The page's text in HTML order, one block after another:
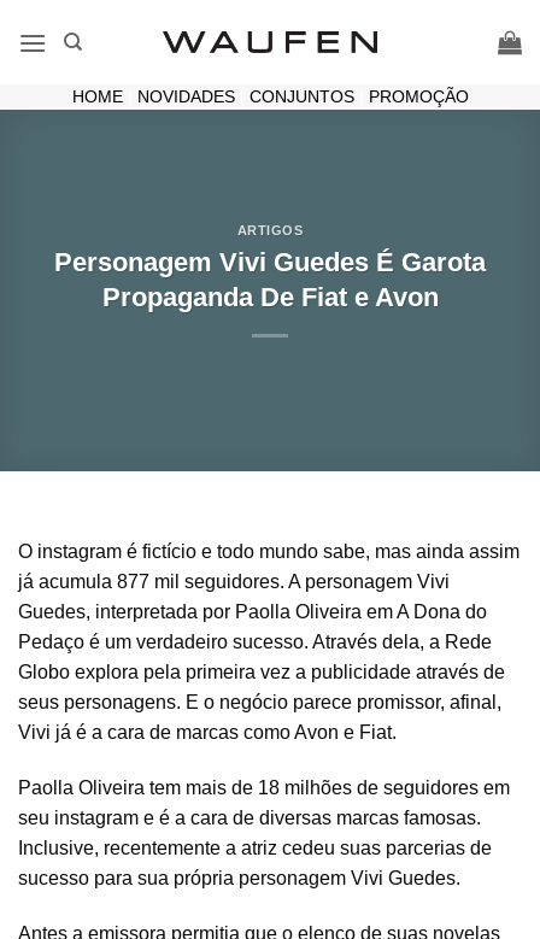
HOME| NOVIDADES| CONJUNTOS| PROMOÇÃO
ARTIGOS
Personagem Vivi Guedes É Garota
Propaganda De Fiat e Avon
O instagram é fictício e todo mundo sabe, mas ainda assim
já acumula 877 mil seguidores. A personagem Vivi
Guedes, interpretada por Paolla Oliveira em A Dona do
Pedaço é um verdadeiro sucesso. Através dela, a Rede
Globo explora pela primeira vez a publicidade através de
seus personagens. E o negócio parece promissor, afinal,
Vivi já é a cara de marcas como Avon e Fiat.
Paolla Oliveira tem mais de 18 milhões de seguidores em
seu instagram e é a cara de diversas marcas famosas.
Inclusive, recentemente a atriz cedeu suas parcerias de
sucesso para sua própria personagem Vivi Guedes.
Antes a emissora permitia que o elenco de suas novelas